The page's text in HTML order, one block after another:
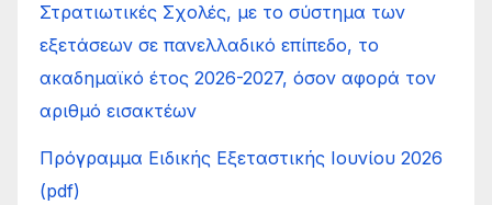
Στρατιωτικές Σχολές, με το σύστημα των
εξετάσεων σε πανελλαδικό επίπεδο, το
ακαδημαϊκό έτος 2026-2027, όσον αφορά τον
αριθμό εισακτέων
Πρόγραμμα Ειδικής Εξεταστικής Ιουνίου 2026
(pdf)